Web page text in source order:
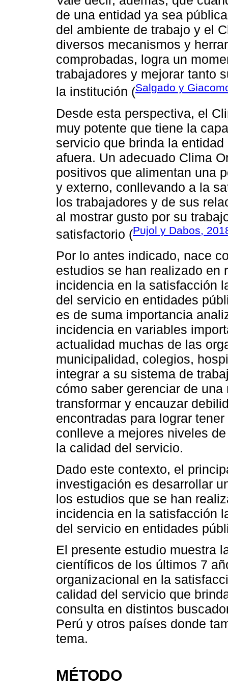
de una entidad ya sea
del ambiente de trabajo y el
diversos mecanismos y
comprobadas, logra un
trabajadores y mejorar tanto
la institución (Salgado y
Desde esta perspectiva, el
muy potente que tiene la
servicio que brinda la
afuera. Un adecuado Clima
positivos que alimentan una
y externo, conllevando a la
los trabajadores y de sus
al mostrar gusto por su
satisfactorio (Pujol y Dabos,
Por lo antes indicado, nace
estudios se han realizado en
incidencia en la satisfacción
del servicio en entidades
es de suma importancia
incidencia en variables
actualidad muchas de las
municipalidad, colegios,
integrar a su sistema de
cómo saber gerenciar de
transformar y encauzar
encontradas para lograr
conlleve a mejores niveles
la calidad del servicio.
Dado este contexto, el
investigación es desarrollar
los estudios que se han
incidencia en la satisfacción
del servicio en entidades
El presente estudio muestra
científicos de los últimos 7
organizacional en la
calidad del servicio que
consulta en distintos
Perú y otros países donde
tema.
MÉTODO